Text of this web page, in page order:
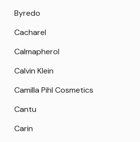
Byredo
Cacharel
Calmapherol
Calvin Klein
Camilla Pihl Cosmetics
Cantu
Carin